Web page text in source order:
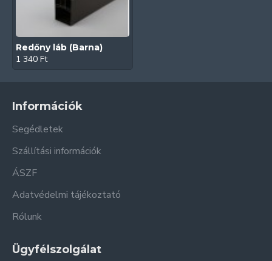
Redőny láb (Barna)
1 340 Ft
Információk
Segédletek
Szállítási információk
ÁSZF
Adatvédelmi tájékoztató
Rólunk
Ügyfélszolgálat